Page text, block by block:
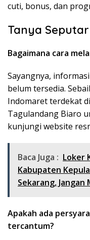
cuti, bonus, dan
Tanya
Bagaimana cara
Sayangnya,
belum tersedia.
Indomaret terdekat
Tagulandang Biaro
kunjungi website
Baca Juga : Loker
Kabupaten
Sekarang, Jangan
Apakah ada
tercantum?